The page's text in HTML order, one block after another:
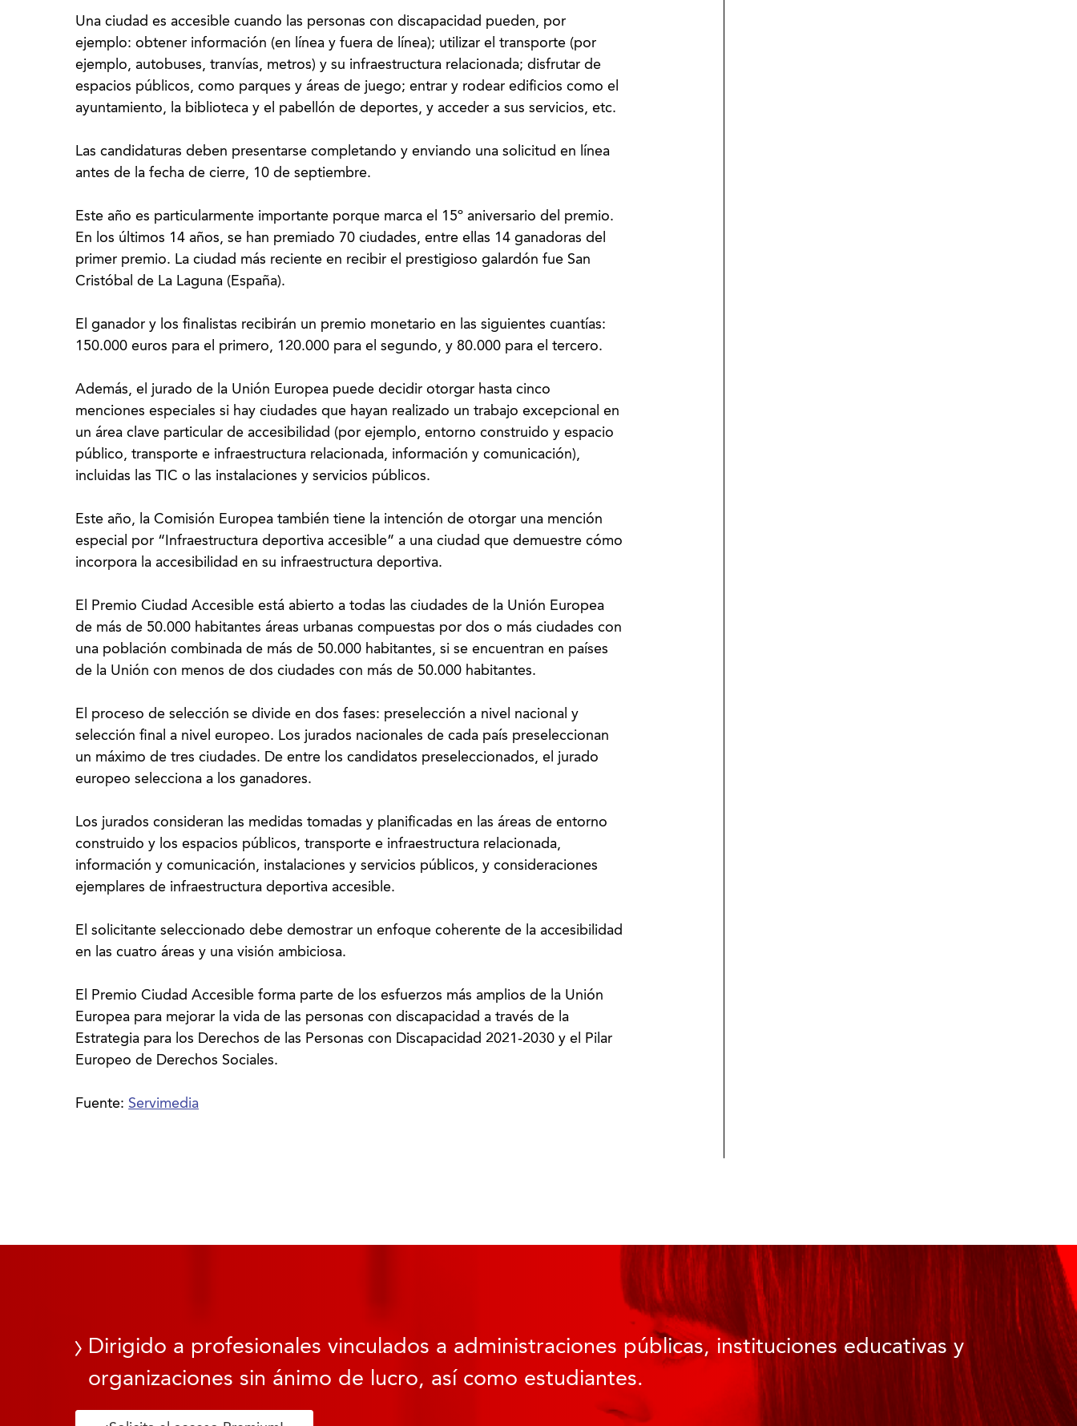
Una ciudad es accesible cuando las personas con discapacidad pueden, por
ejemplo: obtener información (en línea y fuera de línea); utilizar el transporte (por
ejemplo, autobuses, tranvías, metros) y su infraestructura relacionada; disfrutar de
espacios públicos, como parques y áreas de juego; entrar y rodear edificios como el
ayuntamiento, la biblioteca y el pabellón de deportes, y acceder a sus servicios, etc.
Las candidaturas deben presentarse completando y enviando una solicitud en línea
antes de la fecha de cierre, 10 de septiembre.
Este año es particularmente importante porque marca el 15º aniversario del premio.
En los últimos 14 años, se han premiado 70 ciudades, entre ellas 14 ganadoras del
primer premio. La ciudad más reciente en recibir el prestigioso galardón fue San
Cristóbal de La Laguna (España).
El ganador y los finalistas recibirán un premio monetario en las siguientes cuantías:
150.000 euros para el primero, 120.000 para el segundo, y 80.000 para el tercero.
Además, el jurado de la Unión Europea puede decidir otorgar hasta cinco
menciones especiales si hay ciudades que hayan realizado un trabajo excepcional en
un área clave particular de accesibilidad (por ejemplo, entorno construido y espacio
público, transporte e infraestructura relacionada, información y comunicación),
incluidas las TIC o las instalaciones y servicios públicos.
Este año, la Comisión Europea también tiene la intención de otorgar una mención
especial por “Infraestructura deportiva accesible” a una ciudad que demuestre cómo
incorpora la accesibilidad en su infraestructura deportiva.
El Premio Ciudad Accesible está abierto a todas las ciudades de la Unión Europea
de más de 50.000 habitantes áreas urbanas compuestas por dos o más ciudades con
una población combinada de más de 50.000 habitantes, si se encuentran en países
de la Unión con menos de dos ciudades con más de 50.000 habitantes.
El proceso de selección se divide en dos fases: preselección a nivel nacional y
selección final a nivel europeo. Los jurados nacionales de cada país preseleccionan
un máximo de tres ciudades. De entre los candidatos preseleccionados, el jurado
europeo selecciona a los ganadores.
Los jurados consideran las medidas tomadas y planificadas en las áreas de entorno
construido y los espacios públicos, transporte e infraestructura relacionada,
información y comunicación, instalaciones y servicios públicos, y consideraciones
ejemplares de infraestructura deportiva accesible.
El solicitante seleccionado debe demostrar un enfoque coherente de la accesibilidad
en las cuatro áreas y una visión ambiciosa.
El Premio Ciudad Accesible forma parte de los esfuerzos más amplios de la Unión
Europea para mejorar la vida de las personas con discapacidad a través de la
Estrategia para los Derechos de las Personas con Discapacidad 2021-2030 y el Pilar
Europeo de Derechos Sociales.
Fuente: Servimedia
Dirigido a profesionales vinculados a administraciones públicas, instituciones educativas y
organizaciones sin ánimo de lucro, así como estudiantes.